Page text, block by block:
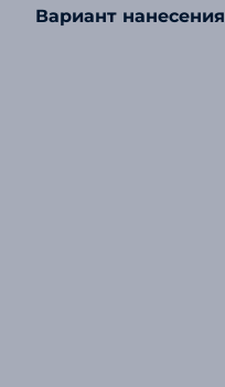
Вариант нанесения